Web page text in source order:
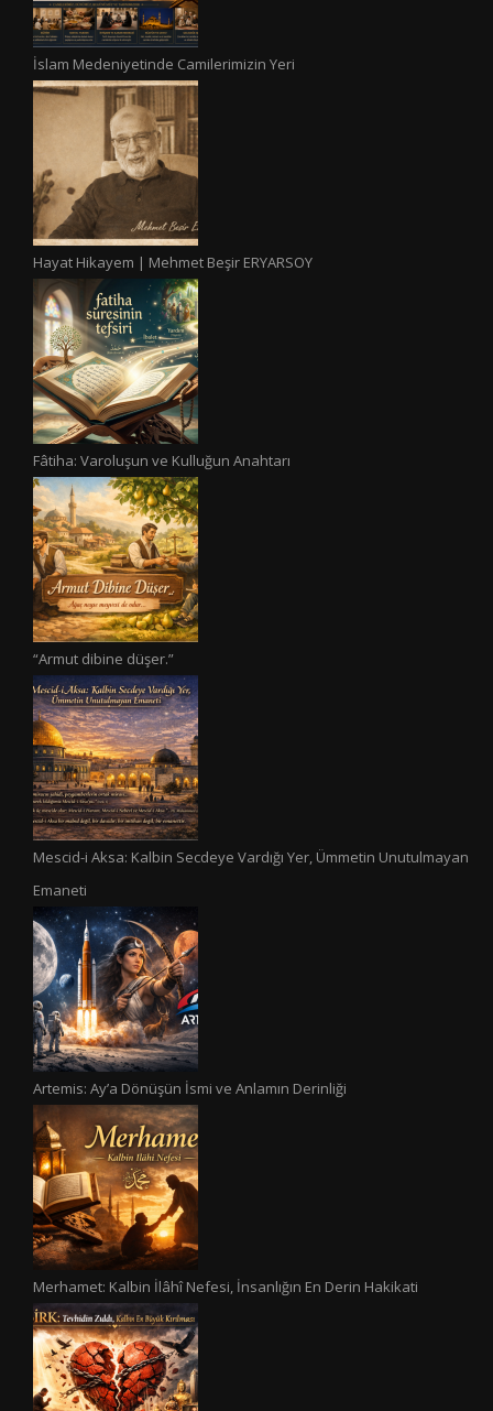
İslam Medeniyetinde Camilerimizin Yeri
Hayat Hikayem | Mehmet Beşir ERYARSOY
Fâtiha: Varoluşun ve Kulluğun Anahtarı
“Armut dibine düşer.”
Mescid-i Aksa: Kalbin Secdeye Vardığı Yer, Ümmetin Unutulmayan
Emaneti
Artemis: Ay’a Dönüşün İsmi ve Anlamın Derinliği
Merhamet: Kalbin İlâhî Nefesi, İnsanlığın En Derin Hakikati